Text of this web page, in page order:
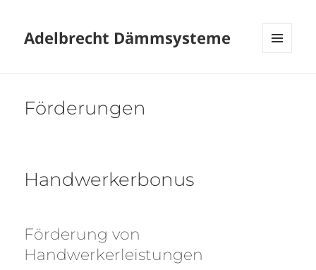
Adelbrecht Dämmsysteme
Förderungen
Handwerkerbonus
Förderung von
Handwerkerleistungen